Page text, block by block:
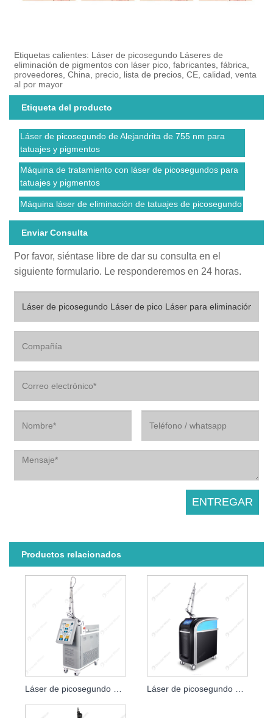
Etiquetas calientes: Láser de picosegundo Láseres de
eliminación de pigmentos con láser pico, fabricantes, fábrica,
proveedores, China, precio, lista de precios, CE, calidad, venta
al por mayor
Etiqueta del producto
Láser de picosegundo de Alejandrita de 755 nm para
tatuajes y pigmentos
Máquina de tratamiento con láser de picosegundos para
tatuajes y pigmentos
Máquina láser de eliminación de tatuajes de picosegundo
Enviar Consulta
Por favor, siéntase libre de dar su consulta en el
siguiente formulario. Le responderemos en 24 horas.
Productos relacionados